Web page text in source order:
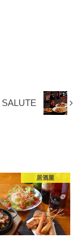
居酒屋